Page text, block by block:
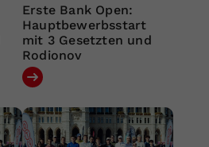
Erste Bank Open:
Hauptbewerbsstart
mit 3 Gesetzten und
Rodionov